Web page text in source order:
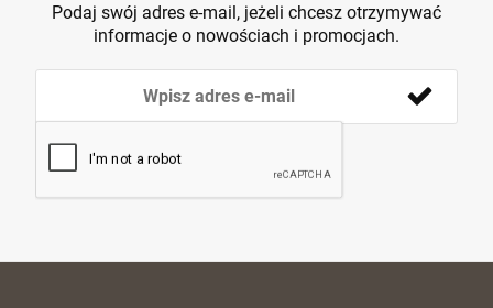
Podaj swój adres e-mail, jeżeli chcesz otrzymywać
informacje o nowościach i promocjach.